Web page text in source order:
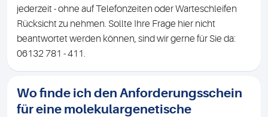
jederzeit - ohne auf Telefonzeiten oder Warteschleifen
Rücksicht zu nehmen. Sollte Ihre Frage hier nicht
beantwortet werden können, sind wir gerne für Sie da:
06132 781 - 411.
Wo finde ich den Anforderungsschein
für eine molekulargenetische